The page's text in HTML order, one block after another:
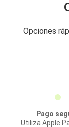
Opciones
Pago
Utiliza Apple